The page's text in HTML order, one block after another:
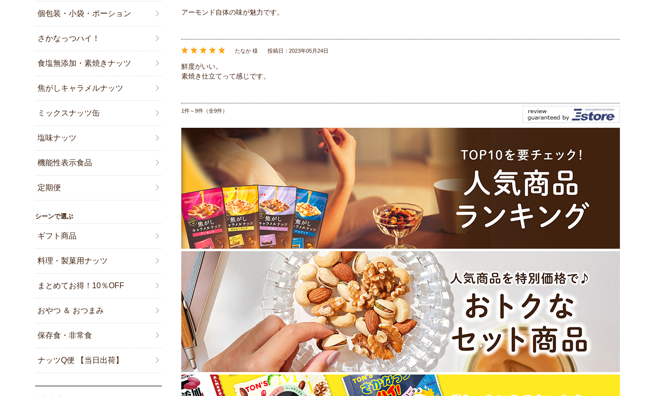
アーモンド自体の味が魅力です。
たなか 様 投稿日：2023年05月24日
鮮度がいい。
素焼き仕立てって感じです。
1件～9件（全9件）
個包装・小袋・ポーション
さかなっつハイ！
食塩無添加・素焼きナッツ
焦がしキャラメルナッツ
ミックスナッツ缶
塩味ナッツ
機能性表示食品
定期便
シーンで選ぶ
ギフト商品
料理・製菓用ナッツ
まとめてお得！10％OFF
おやつ ＆ おつまみ
保存食・非常食
ナッツQ便 【当日出荷】